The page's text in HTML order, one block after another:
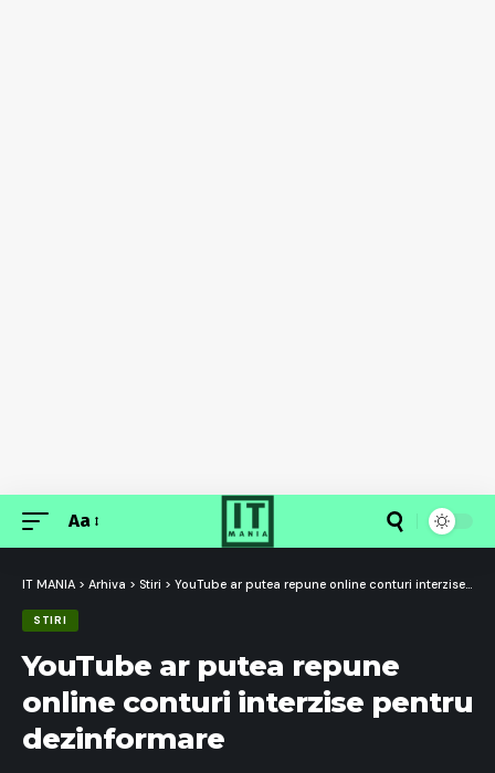
Font
Aa
IT MANIA > Arhiva > Stiri > YouTube ar putea repune online conturi interzise pentru dezinformare
STIRI
YouTube ar putea repune
online conturi interzise pentru
dezinformare